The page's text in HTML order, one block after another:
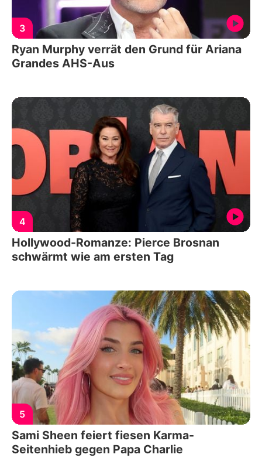
3
Ryan Murphy verrät den Grund für Ariana
Grandes AHS-Aus
4
Hollywood-Romanze: Pierce Brosnan
schwärmt wie am ersten Tag
5
Sami Sheen feiert fiesen Karma-
Seitenhieb gegen Papa Charlie